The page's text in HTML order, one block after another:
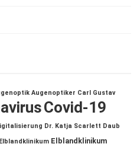
Augenoptiker Carl Gustav
Covid-19
Dr. Katja Scarlett Daub
Elblandklinikum Elblandklinikum